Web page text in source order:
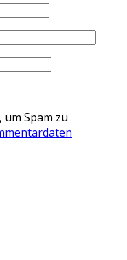
Spam zu